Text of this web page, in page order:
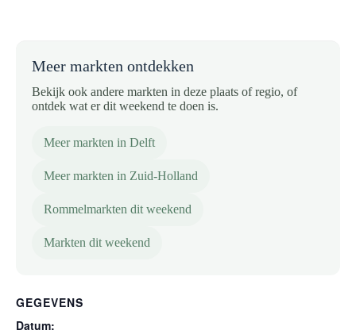
Meer markten ontdekken
Bekijk ook andere markten in deze plaats of regio, of
ontdek wat er dit weekend te doen is.
Meer markten in Delft
Meer markten in Zuid-Holland
Rommelmarkten dit weekend
Markten dit weekend
GEGEVENS
Datum: